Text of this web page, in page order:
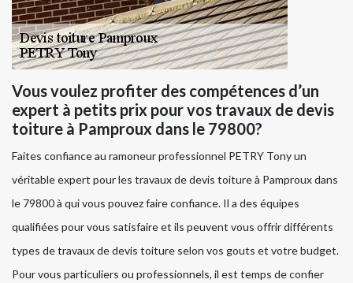
Vous voulez profiter des compétences d’un
expert à petits prix pour vos travaux de devis
toiture à Pamproux dans le 79800?
Faites confiance au ramoneur professionnel PETRY Tony un
véritable expert pour les travaux de devis toiture à Pamproux dans
le 79800 à qui vous pouvez faire confiance. Il a des équipes
qualifiées pour vous satisfaire et ils peuvent vous offrir différents
types de travaux de devis toiture selon vos gouts et votre budget.
Pour vous particuliers ou professionnels, il est temps de confier